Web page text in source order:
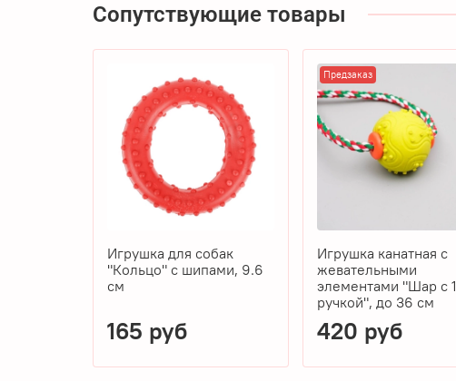
Сопутствующие товары
Игрушка для собак
"Кольцо" с шипами, 9.6
см
165 руб
Предзаказ
Игрушка канатная с
жевательными
элементами "Шар с 1
ручкой", до 36 см
420 руб